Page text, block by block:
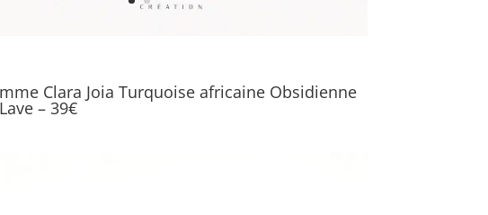
Clara Joia Turquoise africaine Obsidienne
– 39€